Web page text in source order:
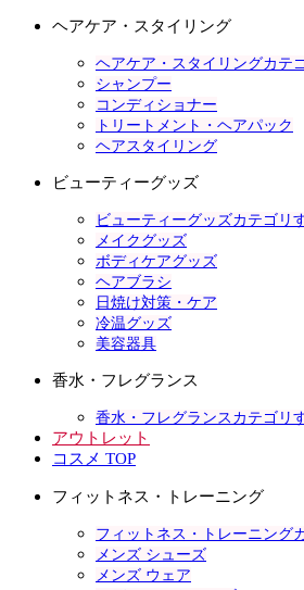
ヘアケア・スタイリング
ヘアケア・スタイリングカテ
シャンプー
コンディショナー
トリートメント・ヘアパック
ヘアスタイリング
ビューティーグッズ
ビューティーグッズカテゴリ
メイクグッズ
ボディケアグッズ
ヘアブラシ
日焼け対策・ケア
冷温グッズ
美容器具
香水・フレグランス
香水・フレグランスカテゴリ
アウトレット
コスメ TOP
フィットネス・トレーニング
フィットネス・トレーニング
メンズ シューズ
メンズ ウェア